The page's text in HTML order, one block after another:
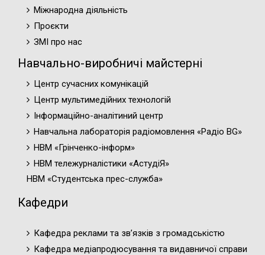
Міжнародна діяльність
Проєкти
ЗМІ про нас
Навчально-виробничі майстерні
Центр сучасних комунікацій
Центр мультимедійних технологій
Інформаційно-аналітиний центр
Навчальна лабораторія радіомовлення «Радіо BG»
НВМ «Грінченко-інформ»
НВМ тележурналістики «АстудіЯ»
НВМ «Студентська прес-служба»
Кафедри
Кафедра реклами та зв’язків з громадськістю
Кафедра медіапродюсування та видавничої справи